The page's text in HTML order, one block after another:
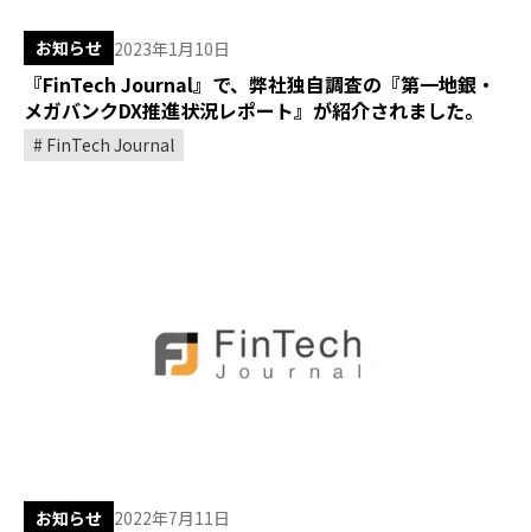
お知らせ 2023年1月10日
『FinTech Journal』で、弊社独自調査の『第一地銀・
メガバンクDX推進状況レポート』が紹介されました。
FinTech Journal
お知らせ 2022年7月11日